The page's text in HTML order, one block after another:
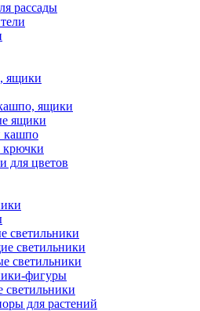
рассады
ящики
ящики
ящики
кашпо
для цветов
светильники
светильники
светильники
фигуры
светильники
для растений